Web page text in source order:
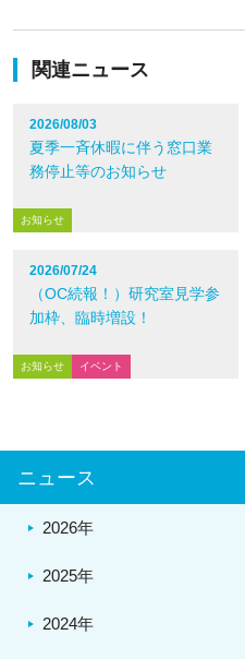
関連ニュース
2026/08/03
夏季一斉休暇に伴う窓口業
務停止等のお知らせ
お知らせ
2026/07/24
（OC続報！）研究室見学参
加枠、臨時増設！
お知らせ イベント
ニュース
2026年
2025年
2024年